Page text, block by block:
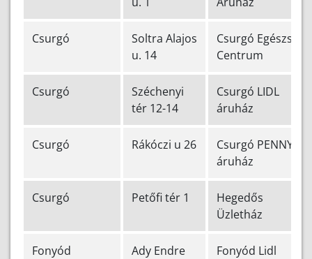
Csurgó
Soltra Alajos
u. 14
Csurgó Egészség
Centrum
Csurgó
Széchenyi
tér 12-14
Csurgó LIDL
áruház
Csurgó Rákóczi u 26
Csurgó PENNY
áruház
Csurgó Petőfi tér 1
Hegedős
Üzletház
Fonyód
Ady Endre
Fonyód Lidl